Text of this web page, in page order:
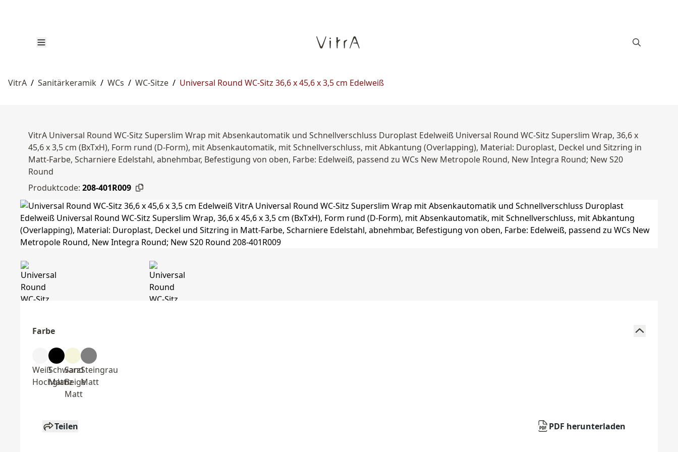
VitrA / Sanitärkeramik / WCs / WC-Sitze / Universal Round WC-Sitz 36,6 x 45,6 x 3,5 cm Edelweiß
VitrA Universal Round WC-Sitz Superslim Wrap mit Absenkautomatik und Schnellverschluss Duroplast Edelweiß Universal Round WC-Sitz Superslim Wrap, 36,6 x
45,6 x 3,5 cm (BxTxH), Form rund (D-Form), mit Absenkautomatik, mit Schnellverschluss, mit Abkantung (Overlapping), Material: Duroplast, Deckel und Sitzring in
Matt-Farbe, Scharniere Edelstahl, abnehmbar, Befestigung von oben, Farbe: Edelweiß, passend zu WCs New Metropole Round, New Integra Round; New S20
Round
Produktcode: 208-401R009
Farbe
Weiß
Hochglanz
Schwarz
Matt
Sand
Beige
Matt
Steingrau
Matt
Teilen PDF herunterladen